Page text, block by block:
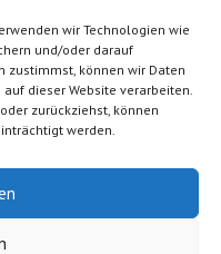
wir Technologien wie
und/oder darauf
zustimmst, können wir Daten
dieser Website verarbeiten.
zurückziehst, können
werden.